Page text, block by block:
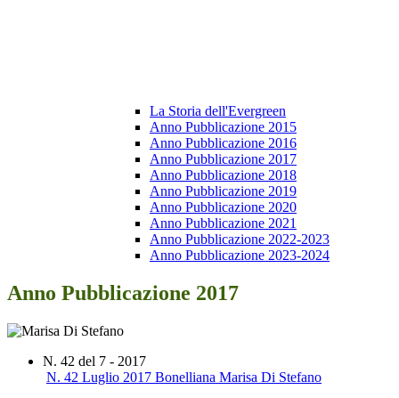
La Storia dell'Evergreen
Anno Pubblicazione 2015
Anno Pubblicazione 2016
Anno Pubblicazione 2017
Anno Pubblicazione 2018
Anno Pubblicazione 2019
Anno Pubblicazione 2020
Anno Pubblicazione 2021
Anno Pubblicazione 2022-2023
Anno Pubblicazione 2023-2024
Anno Pubblicazione 2017
N. 42 del 7 - 2017
N. 42 Luglio 2017 Bonelliana Marisa Di Stefano